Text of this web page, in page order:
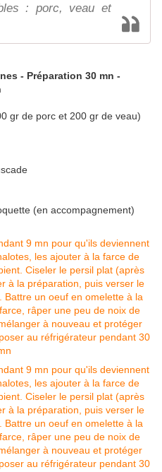
: porc, veau et
- Préparation 30 mn -
gr de porc et 200 gr de veau)
(en accompagnement)